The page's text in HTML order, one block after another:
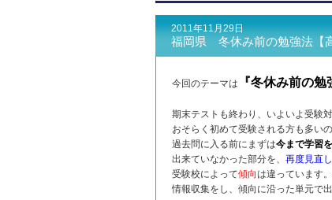
2011年11月29日
福岡県 冬休み前の勉強法【
今回のテーマは 『冬休み前の勉
期末テストも終わり、いよいよ受験
おそらく初めて受験される方も多い
過去問に入る前にまずは今まで学習
出来ていなかった部分を、 再度見直し
受験校によって傾向は違っています
情報収集をし、傾向に沿った単元で